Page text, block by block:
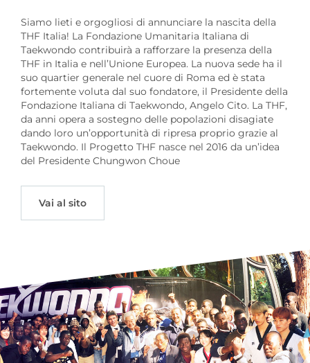
Siamo lieti e orgogliosi di annunciare la nascita della
THF Italia! La Fondazione Umanitaria Italiana di
Taekwondo contribuirà a rafforzare la presenza della
THF in Italia e nell’Unione Europea. La nuova sede ha il
suo quartier generale nel cuore di Roma ed è stata
fortemente voluta dal suo fondatore, il Presidente della
Fondazione Italiana di Taekwondo, Angelo Cito. La THF,
da anni opera a sostegno delle popolazioni disagiate
dando loro un’opportunità di ripresa proprio grazie al
Taekwondo. Il Progetto THF nasce nel 2016 da un’idea
del Presidente Chungwon Choue
Vai al sito